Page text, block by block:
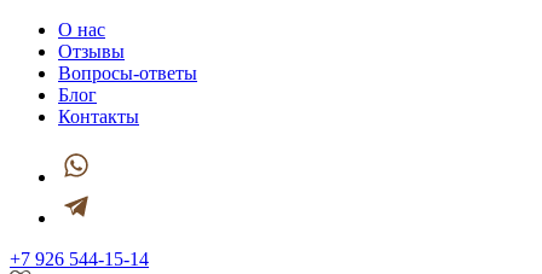
О нас
Отзывы
Вопросы-ответы
Блог
Контакты
+7 926 544-15-14